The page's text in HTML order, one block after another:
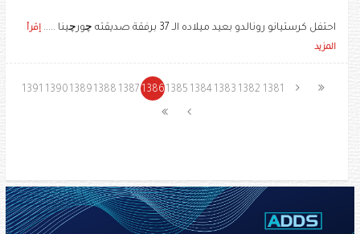
احتفل كرستيانو رونالدو بعيد ميلاده الـ 37 برفقة صديقته چورچينا .....
إقرأ
المزيد
1381
1382
1383
1384
1385
1386
1387
1388
1389
1390
1391